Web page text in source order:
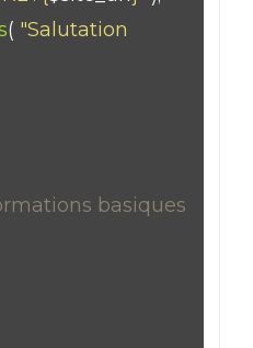
( "Salutation
basiques